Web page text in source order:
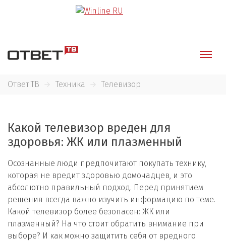
Ответ.ТВ Техника Телевизор
Какой телевизор вреден для
здоровья: ЖК или плазменный
Осознанные люди предпочитают покупать технику,
которая не вредит здоровью домочадцев, и это
абсолютно правильный подход. Перед принятием
решения всегда важно изучить информацию по теме.
Какой телевизор более безопасен: ЖК или
плазменный? На что стоит обратить внимание при
выборе? И как можно защитить себя от вредного